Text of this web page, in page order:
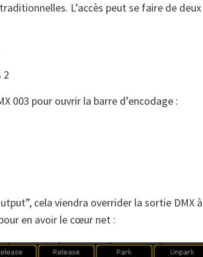
L’accès peut se faire de deux
2
003 pour ouvrir la barre d’encodage :
cela viendra overrider la sortie DMX à
en avoir le cœur net :